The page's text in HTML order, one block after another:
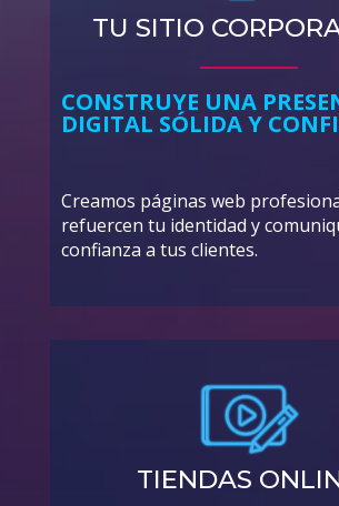
TU SITIO
CONSTRUYE UNA
DIGITAL SÓLIDA Y
Creamos páginas web
refuercen tu identidad y
confianza a tus clientes.
TIENDAS